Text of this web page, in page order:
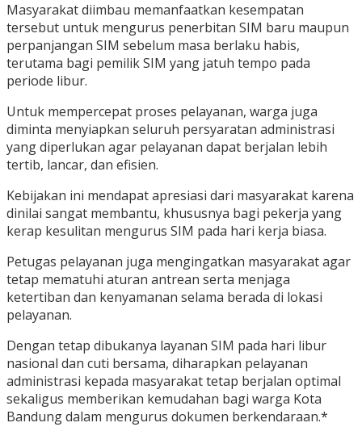
Masyarakat diimbau memanfaatkan kesempatan
tersebut untuk mengurus penerbitan SIM baru maupun
perpanjangan SIM sebelum masa berlaku habis,
terutama bagi pemilik SIM yang jatuh tempo pada
periode libur.
Untuk mempercepat proses pelayanan, warga juga
diminta menyiapkan seluruh persyaratan administrasi
yang diperlukan agar pelayanan dapat berjalan lebih
tertib, lancar, dan efisien.
Kebijakan ini mendapat apresiasi dari masyarakat karena
dinilai sangat membantu, khususnya bagi pekerja yang
kerap kesulitan mengurus SIM pada hari kerja biasa.
Petugas pelayanan juga mengingatkan masyarakat agar
tetap mematuhi aturan antrean serta menjaga
ketertiban dan kenyamanan selama berada di lokasi
pelayanan.
Dengan tetap dibukanya layanan SIM pada hari libur
nasional dan cuti bersama, diharapkan pelayanan
administrasi kepada masyarakat tetap berjalan optimal
sekaligus memberikan kemudahan bagi warga Kota
Bandung dalam mengurus dokumen berkendaraan.*